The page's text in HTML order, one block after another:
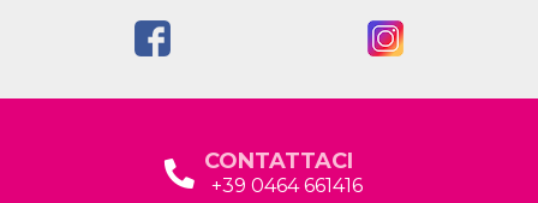
CONTATTACI
+39 0464 661416